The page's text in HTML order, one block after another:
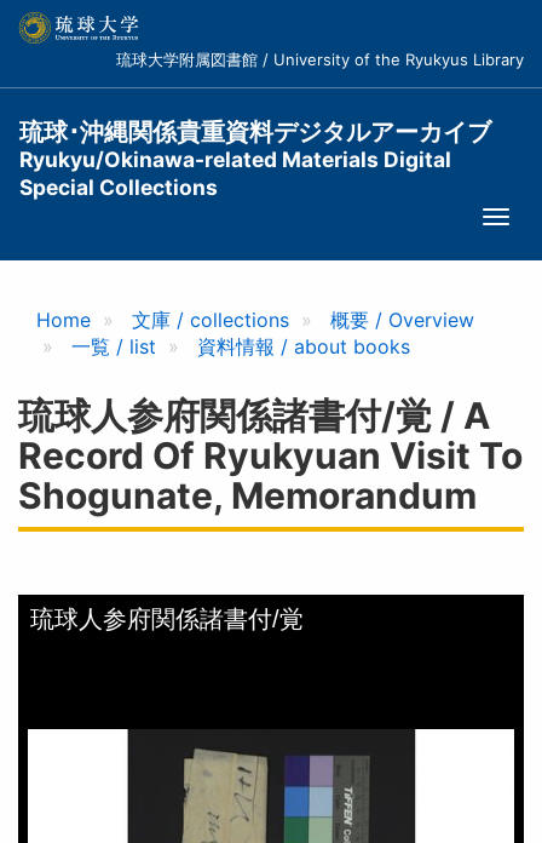
コ
琉球大学附属図書館 / University of the Ryukyus Library
琉球･沖縄関係貴重資料デジタルアーカイブ
Ryukyu/Okinawa-related Materials Digital
Special Collections
Home 文庫 / collections
概要 / Overview
一覧 / list
資料情報 / about books
琉球人参府関係諸書付/覚 / A
Record Of Ryukyuan Visit To
Shogunate, Memorandum